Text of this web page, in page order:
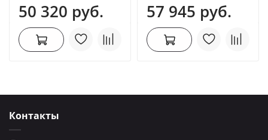
50 320 руб. 57 945 руб.
Контакты